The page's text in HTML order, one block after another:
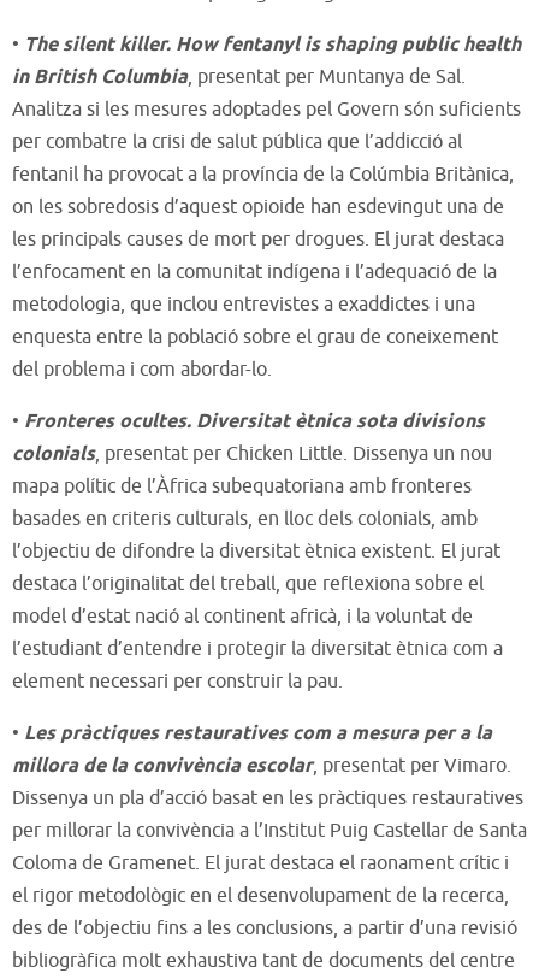
• The silent killer. How fentanyl is shaping public health
in British Columbia, presentat per Muntanya de Sal.
Analitza si les mesures adoptades pel Govern són suficients
per combatre la crisi de salut pública que l’addicció al
fentanil ha provocat a la província de la Colúmbia Britànica,
on les sobredosis d’aquest opioide han esdevingut una de
les principals causes de mort per drogues. El jurat destaca
l’enfocament en la comunitat indígena i l’adequació de la
metodologia, que inclou entrevistes a exaddictes i una
enquesta entre la població sobre el grau de coneixement
del problema i com abordar-lo.
• Fronteres ocultes. Diversitat ètnica sota divisions
colonials, presentat per Chicken Little. Dissenya un nou
mapa polític de l’Àfrica subequatoriana amb fronteres
basades en criteris culturals, en lloc dels colonials, amb
l’objectiu de difondre la diversitat ètnica existent. El jurat
destaca l’originalitat del treball, que reflexiona sobre el
model d’estat nació al continent africà, i la voluntat de
l’estudiant d’entendre i protegir la diversitat ètnica com a
element necessari per construir la pau.
• Les pràctiques restauratives com a mesura per a la
millora de la convivència escolar, presentat per Vimaro.
Dissenya un pla d’acció basat en les pràctiques restauratives
per millorar la convivència a l’Institut Puig Castellar de Santa
Coloma de Gramenet. El jurat destaca el raonament crític i
el rigor metodològic en el desenvolupament de la recerca,
des de l’objectiu fins a les conclusions, a partir d’una revisió
bibliogràfica molt exhaustiva tant de documents del centre